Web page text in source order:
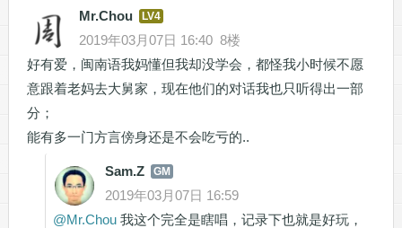
Mr.Chou LV4
2019年03月07日 16:40 8楼
好有爱，闽南语我妈懂但我却没学会，都怪我小时候不愿
意跟着老妈去大舅家，现在他们的对话我也只听得出一部
分；
能有多一门方言傍身还是不会吃亏的..
Sam.Z GM
2019年03月07日 16:59
@Mr.Chou我这个完全是瞎唱，记录下也就是好玩，